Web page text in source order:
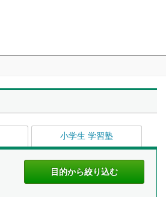
小学生 学習塾